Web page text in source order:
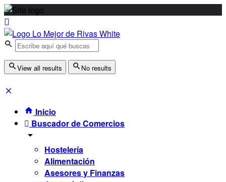
View all results No results
Inicio
Buscador de Comercios
Hostelería
Alimentación
Asesores y Finanzas